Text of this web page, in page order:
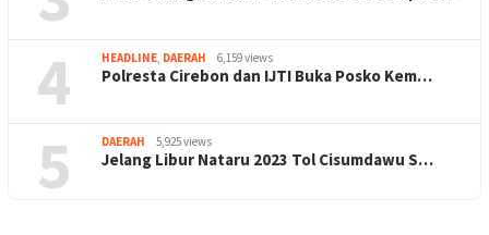
4 HEADLINE, DAERAH 6,159 views
Polresta Cirebon dan IJTI Buka Posko Kem…
5 DAERAH 5,925 views
Jelang Libur Nataru 2023 Tol Cisumdawu S…